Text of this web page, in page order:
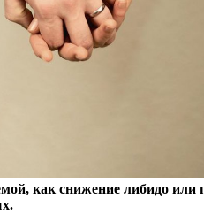
как снижение либидо или